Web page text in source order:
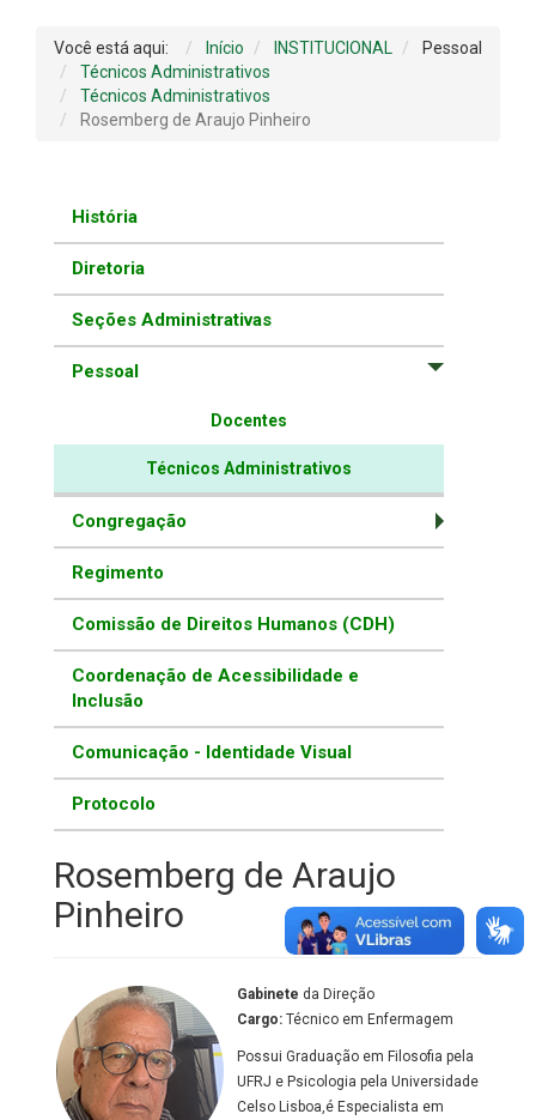
Você está aqui: Início INSTITUCIONAL
Pessoal
Técnicos Administrativos
Técnicos Administrativos
Rosemberg de Araujo Pinheiro
História
Diretoria
Seções Administrativas
Pessoal
Docentes
Técnicos Administrativos
Congregação
Regimento
Comissão de Direitos Humanos (CDH)
Coordenação de Acessibilidade e
Inclusão
Comunicação - Identidade Visual
Protocolo
Rosemberg de Araujo
Pinheiro
Gabinete da Direção
Cargo: Técnico em Enfermagem
Possui Graduação em Filosofia pela
UFRJ e Psicologia pela Universidade
Celso Lisboa,é Especialista em